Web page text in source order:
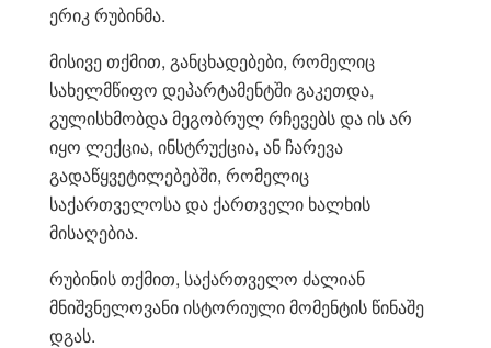
ერიკ რუბინმა.
მისივე თქმით, განცხადებები, რომელიც
სახელმწიფო დეპარტამენტში გაკეთდა,
გულისხმობდა მეგობრულ რჩევებს და ის არ
იყო ლექცია, ინსტრუქცია, ან ჩარევა
გადაწყვეტილებებში, რომელიც
საქართველოსა და ქართველი ხალხის
მისაღებია.
რუბინის თქმით, საქართველო ძალიან
მნიშვნელოვანი ისტორიული მომენტის წინაშე
დგას.